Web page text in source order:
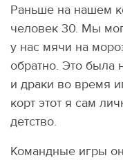
Раньше на нашем
человек 30. Мы
у нас мячи на
обратно. Это была
и драки во время
корт этот я сам
детство.
Командные игры